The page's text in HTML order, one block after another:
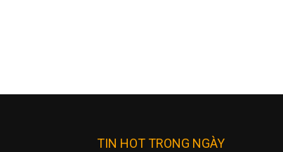
TIN HOT TRONG NGÀY